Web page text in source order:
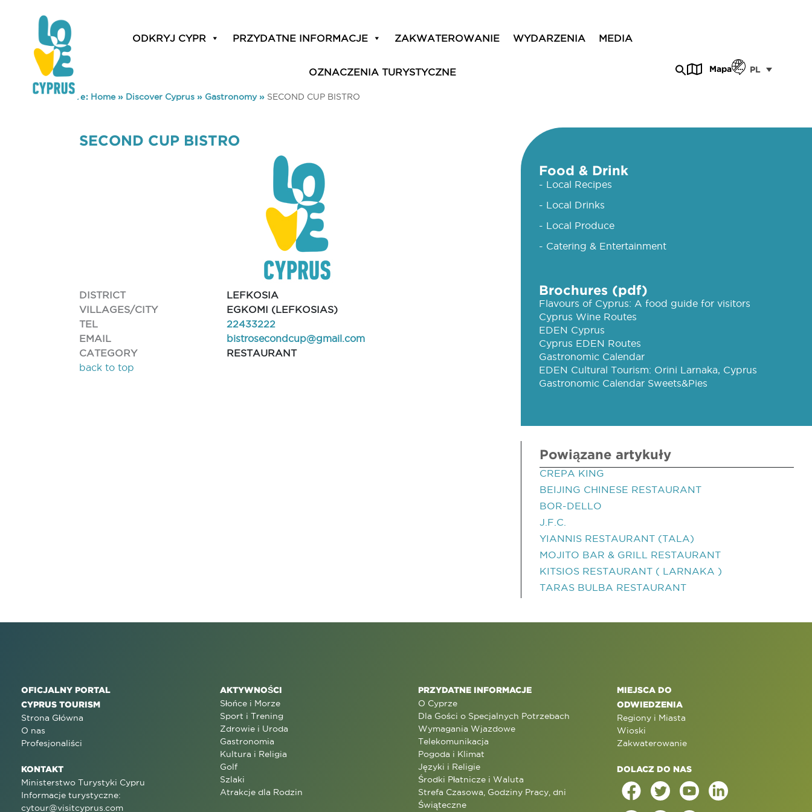
ODKRYJ CYPR PRZYDATNE INFORMACJE ZAKWATEROWANIE WYDARZENIA MEDIA
OZNACZENIA TURYSTYCZNE Mapa PL
You are here: Home» Discover Cyprus » Gastronomy» SECOND CUP BISTRO
SECOND CUP BISTRO
DISTRICT
LEFKOSIA
VILLAGES/CITY
EGKOMI (LEFKOSIAS)
TEL
22433222
EMAIL
bistrosecondcup@gmail.com
CATEGORY
RESTAURANT
back to top
Food & Drink
- Local Recipes
- Local Drinks
- Local Produce
- Catering & Entertainment
Brochures (pdf)
Flavours of Cyprus: A food guide for visitors
Cyprus Wine Routes
EDEN Cyprus
Cyprus EDEN Routes
Gastronomic Calendar
EDEN Cultural Tourism: Orini Larnaka, Cyprus
Gastronomic Calendar Sweets&Pies
Powiązane artykuły
CREPA KING
BEIJING CHINESE RESTAURANT
BOR-DELLO
J.F.C.
YIANNIS RESTAURANT (TALA)
MOJITO BAR & GRILL RESTAURANT
KITSIOS RESTAURANT ( LARNAKA )
TARAS BULBA RESTAURANT
OFICJALNY PORTAL
CYPRUS TOURISM
Strona Główna
O nas
Profesjonaliści
KONTAKT
Ministerstwo Turystyki Cypru
Informacje turystyczne:
cytour@visitcyprus.com
AKTYWNOŚCI
Słońce i Morze
Sport i Trening
Zdrowie i Uroda
Gastronomia
Kultura i Religia
Golf
Szlaki
Atrakcje dla Rodzin
PRZYDATNE INFORMACJE
O Cyprze
Dla Gości o Specjalnych Potrzebach
Wymagania Wjazdowe
Telekomunikacja
Pogoda i Klimat
Języki i Religie
Środki Płatnicze i Waluta
Strefa Czasowa, Godziny Pracy, dni
Świąteczne
MIEJSCA DO
ODWIEDZENIA
Regiony i Miasta
Wioski
Zakwaterowanie
DOLACZ DO NAS